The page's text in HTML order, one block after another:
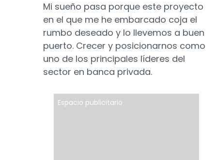
Mi sueño pasa porque este proyecto
en el que me he embarcado coja el
rumbo deseado y lo llevemos a buen
puerto. Crecer y posicionarnos como
uno de los principales líderes del
sector en banca privada.
Espacio publicitario